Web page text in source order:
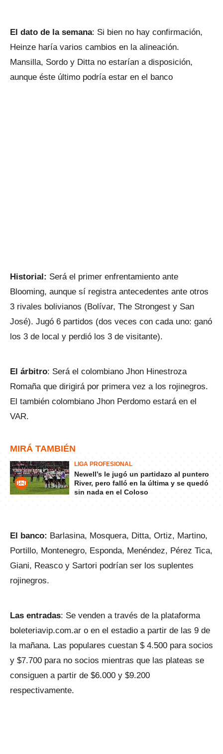
El dato de la semana: Si bien no hay confirmación,
Heinze haría varios cambios en la alineación.
Mansilla, Sordo y Ditta no estarían a disposición,
aunque éste último podría estar en el banco
Historial: Será el primer enfrentamiento ante
Blooming, aunque sí registra antecedentes ante otros
3 rivales bolivianos (Bolívar, The Strongest y San
José). Jugó 6 partidos (dos veces con cada uno: ganó
los 3 de local y perdió los 3 de visitante).
El árbitro: Será el colombiano Jhon Hinestroza
Romaña que dirigirá por primera vez a los rojinegros.
El también colombiano Jhon Perdomo estará en el
VAR.
MIRÁ TAMBIÉN
LIGA PROFESIONAL
Newell’s le jugó un partidazo al puntero
River, pero falló en la última y se quedó
sin nada en el Coloso
El banco: Barlasina, Mosquera, Ditta, Ortiz, Martino,
Portillo, Montenegro, Esponda, Menéndez, Pérez Tica,
Giani, Reasco y Sartori podrían ser los suplentes
rojinegros.
Las entradas: Se venden a través de la plataforma
boleteriavip.com.ar o en el estadio a partir de las 9 de
la mañana. Las populares cuestan $ 4.500 para socios
y $7.700 para no socios mientras que las plateas se
consiguen a partir de $6.000 y $9.200
respectivamente.